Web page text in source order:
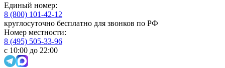
Единый номер:
8 (800) 101-42-12
круглосуточно бесплатно для звонков по РФ
Номер местности:
8 (495) 505-33-96
с 10:00 до 22:00